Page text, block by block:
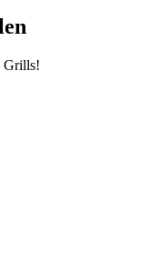
Grills!